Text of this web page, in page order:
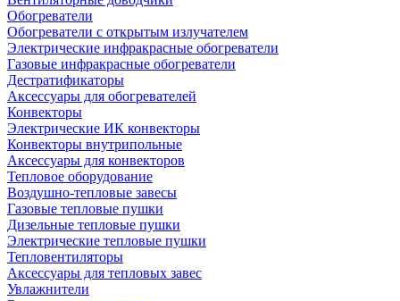
Обогреватели
Обогреватели с открытым излучателем
Электрические инфракрасные обогреватели
Газовые инфракрасные обогреватели
Дестратификаторы
Аксессуары для обогревателей
Конвекторы
Электрические ИК конвекторы
Конвекторы внутрипольные
Аксессуары для конвекторов
Тепловое оборудование
Воздушно-тепловые завесы
Газовые тепловые пушки
Дизельные тепловые пушки
Электрические тепловые пушки
Тепловентиляторы
Аксессуары для тепловых завес
Увлажнители